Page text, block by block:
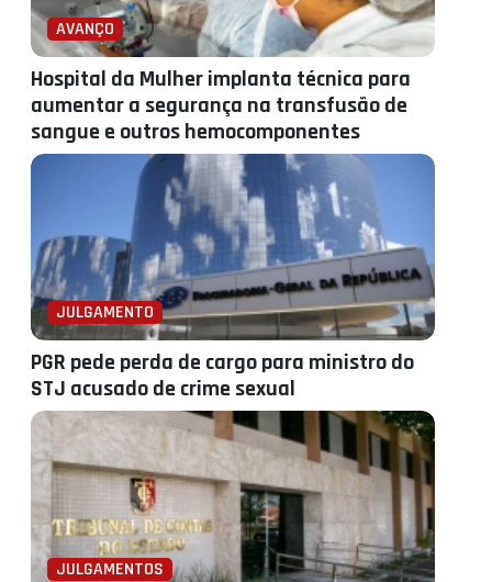
AVANÇO
Hospital da Mulher implanta técnica para
aumentar a segurança na transfusão de
sangue e outros hemocomponentes
JULGAMENTO
PGR pede perda de cargo para ministro do
STJ acusado de crime sexual
JULGAMENTOS